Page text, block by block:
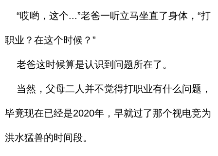
“哎哟，这个...”老爸一听立马坐直了身体，“打
职业？在这个时候？”
老爸这时候算是认识到问题所在了。
当然，父母二人并不觉得打职业有什么问题，
毕竟现在已经是2020年，早就过了那个视电竞为
洪水猛兽的时间段。